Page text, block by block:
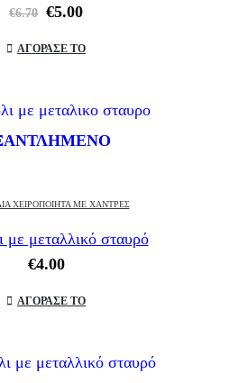
€6.70 Original
was:
€6.70.
€5.00Η
τιμή
είναι:
ΑΓΟΡΑΣΕ ΤΟ
ΧΕΙΡΟΠΟΊΗΤΑ ΜΕ ΧΆΝΤΡΕΣ
με μεταλλικό σταυρό
€4.00
ΑΓΟΡΑΣΕ ΤΟ